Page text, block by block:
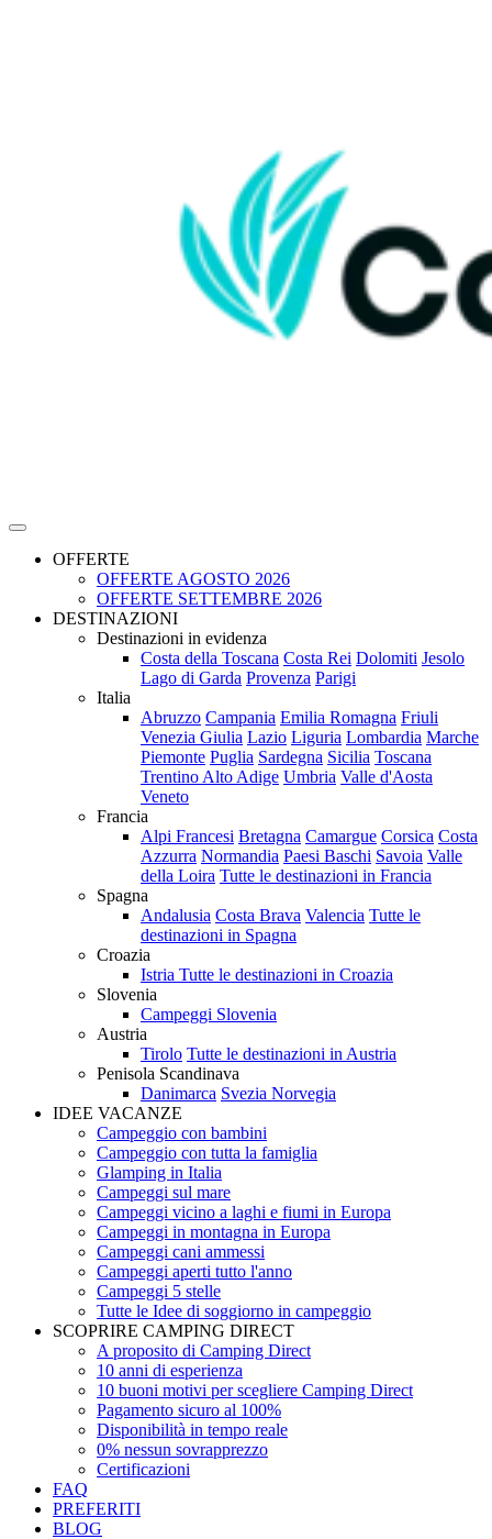
OFFERTE
OFFERTE AGOSTO 2026
OFFERTE SETTEMBRE 2026
DESTINAZIONI
Destinazioni in evidenza
Costa della Toscana Costa Rei Dolomiti Jesolo
Lago di Garda Provenza Parigi
Italia
Abruzzo Campania Emilia Romagna Friuli
Venezia Giulia Lazio Liguria Lombardia Marche
Piemonte Puglia Sardegna Sicilia Toscana
Trentino Alto Adige Umbria Valle d'Aosta
Veneto
Francia
Alpi Francesi Bretagna Camargue Corsica Costa
Azzurra Normandia Paesi Baschi Savoia Valle
della Loira Tutte le destinazioni in Francia
Spagna
Andalusia Costa Brava Valencia Tutte le
destinazioni in Spagna
Croazia
Istria Tutte le destinazioni in Croazia
Slovenia
Campeggi Slovenia
Austria
Tirolo Tutte le destinazioni in Austria
Penisola Scandinava
Danimarca Svezia Norvegia
IDEE VACANZE
Campeggio con bambini
Campeggio con tutta la famiglia
Glamping in Italia
Campeggi sul mare
Campeggi vicino a laghi e fiumi in Europa
Campeggi in montagna in Europa
Campeggi cani ammessi
Campeggi aperti tutto l'anno
Campeggi 5 stelle
Tutte le Idee di soggiorno in campeggio
SCOPRIRE CAMPING DIRECT
A proposito di Camping Direct
10 anni di esperienza
10 buoni motivi per scegliere Camping Direct
Pagamento sicuro al 100%
Disponibilità in tempo reale
0% nessun sovrapprezzo
Certificazioni
FAQ
PREFERITI
BLOG